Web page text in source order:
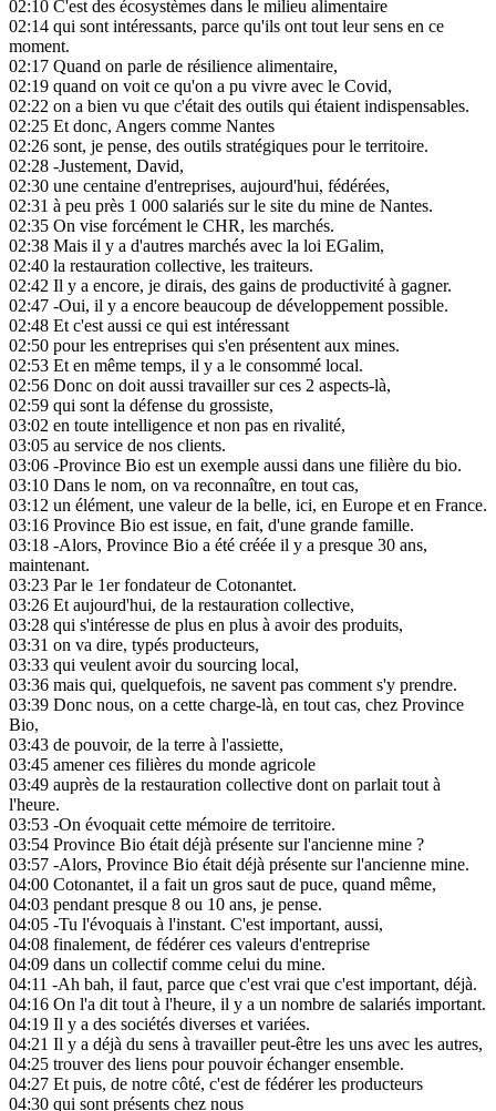
02:10 C'est des écosystèmes dans le milieu alimentaire
02:14 qui sont intéressants, parce qu'ils ont tout leur sens en ce
moment.
02:17 Quand on parle de résilience alimentaire,
02:19 quand on voit ce qu'on a pu vivre avec le Covid,
02:22 on a bien vu que c'était des outils qui étaient indispensables.
02:25 Et donc, Angers comme Nantes
02:26 sont, je pense, des outils stratégiques pour le territoire.
02:28 -Justement, David,
02:30 une centaine d'entreprises, aujourd'hui, fédérées,
02:31 à peu près 1 000 salariés sur le site du mine de Nantes.
02:35 On vise forcément le CHR, les marchés.
02:38 Mais il y a d'autres marchés avec la loi EGalim,
02:40 la restauration collective, les traiteurs.
02:42 Il y a encore, je dirais, des gains de productivité à gagner.
02:47 -Oui, il y a encore beaucoup de développement possible.
02:48 Et c'est aussi ce qui est intéressant
02:50 pour les entreprises qui s'en présentent aux mines.
02:53 Et en même temps, il y a le consommé local.
02:56 Donc on doit aussi travailler sur ces 2 aspects-là,
02:59 qui sont la défense du grossiste,
03:02 en toute intelligence et non pas en rivalité,
03:05 au service de nos clients.
03:06 -Province Bio est un exemple aussi dans une filière du bio.
03:10 Dans le nom, on va reconnaître, en tout cas,
03:12 un élément, une valeur de la belle, ici, en Europe et en France.
03:16 Province Bio est issue, en fait, d'une grande famille.
03:18 -Alors, Province Bio a été créée il y a presque 30 ans,
maintenant.
03:23 Par le 1er fondateur de Cotonantet.
03:26 Et aujourd'hui, de la restauration collective,
03:28 qui s'intéresse de plus en plus à avoir des produits,
03:31 on va dire, typés producteurs,
03:33 qui veulent avoir du sourcing local,
03:36 mais qui, quelquefois, ne savent pas comment s'y prendre.
03:39 Donc nous, on a cette charge-là, en tout cas, chez Province
Bio,
03:43 de pouvoir, de la terre à l'assiette,
03:45 amener ces filières du monde agricole
03:49 auprès de la restauration collective dont on parlait tout à
l'heure.
03:53 -On évoquait cette mémoire de territoire.
03:54 Province Bio était déjà présente sur l'ancienne mine ?
03:57 -Alors, Province Bio était déjà présente sur l'ancienne mine.
04:00 Cotonantet, il a fait un gros saut de puce, quand même,
04:03 pendant presque 8 ou 10 ans, je pense.
04:05 -Tu l'évoquais à l'instant. C'est important, aussi,
04:08 finalement, de fédérer ces valeurs d'entreprise
04:09 dans un collectif comme celui du mine.
04:11 -Ah bah, il faut, parce que c'est vrai que c'est important, déjà.
04:16 On l'a dit tout à l'heure, il y a un nombre de salariés important.
04:19 Il y a des sociétés diverses et variées.
04:21 Il y a déjà du sens à travailler peut-être les uns avec les autres,
04:25 trouver des liens pour pouvoir échanger ensemble.
04:27 Et puis, de notre côté, c'est de fédérer les producteurs
04:30 qui sont présents chez nous